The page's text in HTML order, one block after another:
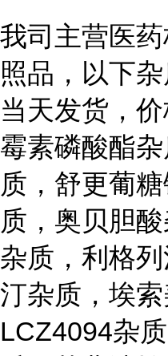
我司主营医
照品，以下
当天发货，
霉素磷酸酯
质，舒更葡
质，奥贝胆
杂质，利格
汀杂质，埃索
LCZ4094杂